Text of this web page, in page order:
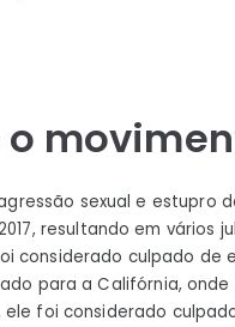
sexual e estupro
resultando em vários
considerado culpado
para a Califórnia,
ele foi considerado